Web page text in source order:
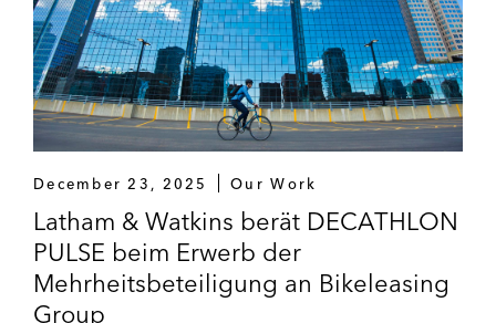
Führende globale Investmentbank –
Erlaubnisanforderungen von
Geschäftsaktivitäten im Bereich Private
Capital Markets.
Fintech mit deutscher Erlaubnis –
Vergütungssystemen.
December 23, 2025 Our Work
Latham & Watkins berät DECATHLON
PULSE beim Erwerb der
Mehrheitsbeteiligung an Bikeleasing
Group